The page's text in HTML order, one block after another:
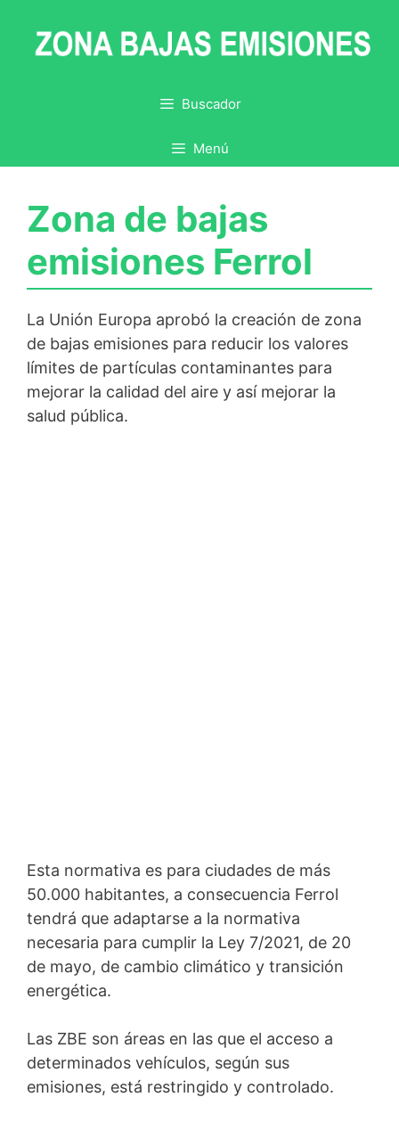
contenido
Buscador
Menú
Zona de bajas
emisiones Ferrol
La Unión Europa aprobó la creación de zona
de bajas emisiones para reducir los valores
límites de partículas contaminantes para
mejorar la calidad del aire y así mejorar la
salud pública.
Esta normativa es para ciudades de más
50.000 habitantes, a consecuencia Ferrol
tendrá que adaptarse a la normativa
necesaria para cumplir la Ley 7/2021, de 20
de mayo, de cambio climático y transición
energética.
Las ZBE son áreas en las que el acceso a
determinados vehículos, según sus
emisiones, está restringido y controlado.